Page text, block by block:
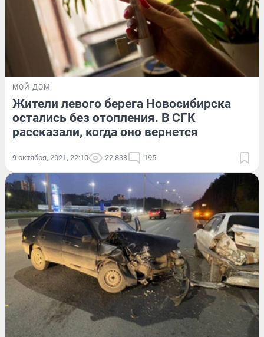
МОЙ ДОМ
Жители левого берега Новосибирска
остались без отопления. В СГК
рассказали, когда оно вернется
9 октября, 2021, 22:10 22 838 195